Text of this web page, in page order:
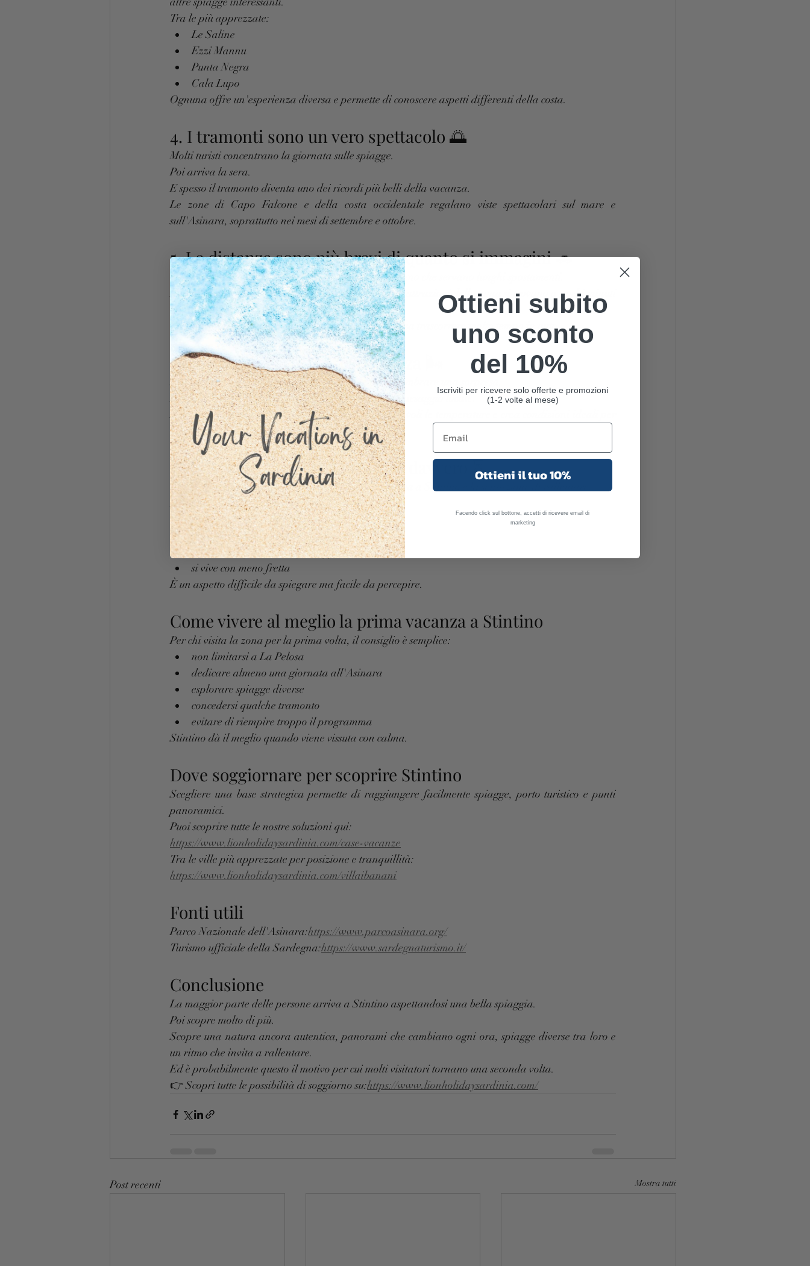
Tra le più apprezzate:
Le Saline
Ezzi Mannu
Punta Negra
Cala Lupo
Ognuna offre un'esperienza diversa e permette di conoscere aspetti differenti della costa.
4. I tramonti sono un vero spettacolo 🌅
Molti turisti concentrano la giornata sulle spiagge.
Poi arriva la sera.
E spesso il tramonto diventa uno dei ricordi più belli della vacanza.
Le zone di Capo Falcone e della costa occidentale regalano viste spettacolari sul mare e
sull'Asinara, soprattutto nei mesi di settembre e ottobre.
5. Le distanze sono più brevi di quanto si immagini 🚗
Osservando una mappa della Sardegna, molti pensano che servano lunghi spostamenti.
In realtà, una volta arrivati a Stintino, le principali attrazioni della zona si trovano a pochi minuti
di distanza.
Questo permette di vivere una vacanza rilassata, senza trascorrere molto tempo in auto.
6. Il vento fa parte dell'esperienza 🌬️
Per chi non conosce il nord Sardegna, il vento può sembrare una sorpresa.
In realtà è uno degli elementi che caratterizzano il paesaggio locale.
Nelle giornate estive contribuisce a rendere più piacevoli le temperature e crea condizioni ideali per
attività come vela, windsurf e kitesurf.
7. Il ritmo della vacanza cambia davvero ⏳
Una delle cose che sorprende maggiormente chi arriva a Stintino è la sensazione di rallentare.
Dopo pochi giorni:
si trascorre più tempo all'aperto
si guardano più tramonti
si dedicano più ore alle passeggiate
si vive con meno fretta
È un aspetto difficile da spiegare ma facile da percepire.
Come vivere al meglio la prima vacanza a Stintino
Per chi visita la zona per la prima volta, il consiglio è semplice:
non limitarsi a La Pelosa
dedicare almeno una giornata all'Asinara
esplorare spiagge diverse
concedersi qualche tramonto
evitare di riempire troppo il programma
Stintino dà il meglio quando viene vissuta con calma.
Dove soggiornare per scoprire Stintino
Scegliere una base strategica permette di raggiungere facilmente spiagge, porto turistico e punti
panoramici.
Puoi scoprire tutte le nostre soluzioni qui:
https://www.lionholidaysardinia.com/case-vacanze
Tra le ville più apprezzate per posizione e tranquillità:
https://www.lionholidaysardinia.com/villaibanani
Fonti utili
Parco Nazionale dell'Asinara:https://www.parcoasinara.org/
Turismo ufficiale della Sardegna:https://www.sardegnaturismo.it/
Conclusione
La maggior parte delle persone arriva a Stintino aspettandosi una bella spiaggia.
Poi scopre molto di più.
Scopre una natura ancora autentica, panorami che cambiano ogni ora, spiagge diverse tra loro e
un ritmo che invita a rallentare.
Ed è probabilmente questo il motivo per cui molti visitatori tornano una seconda volta.
👉 Scopri tutte le possibilità di soggiorno su:https://www.lionholidaysardinia.com/
Post recenti Mostra tutti
Ottieni subito
uno sconto
del 10%
Iscriviti per ricevere solo offerte e promozioni
(1-2 volte al mese)
Ottieni il tuo 10%
Facendo click sul bottone, accetti di ricevere email di
marketing